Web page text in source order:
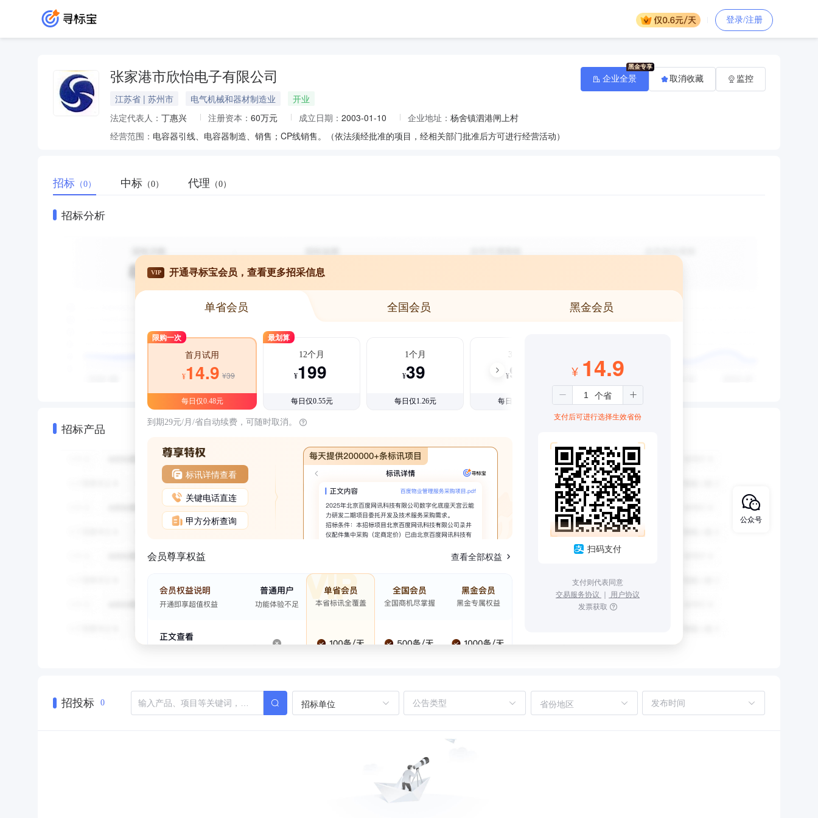
登录/注册
张家港市欣怡电子有限公司
江苏省 | 苏州市 电气机械和器材制造业
开业
法定代表人： 丁惠兴 注册资本： 60万元 成立日期： 2003-01-10 企业地址： 杨舍镇泗港闸上村
经营范围： 电容器引线、电容器制造、销售；CP线销售。（依法须经批准的项目，经相关部门批准后方可进行经营活动）
企业全景 取消收藏 监控
招标 （0） 中标 （0） 代理 （0）
招标分析
招标产品
VIP 开通寻标宝会员，查看更多招采信息
单省会员 全国会员 黑金会员
限购一次
首月试用
¥14.9 ¥39
每日仅0.48元
最划算
12个月
¥199
每日仅0.55元
1个月
¥39
每日仅1.26元
3个月
¥99
每日仅1.08元
到期29元/月/省自动续费，可随时取消。
标讯详情查看
关键电话直连
甲方分析查询
会员尊享权益 查看全部权益
¥ 14.9
支付后可进行选择生效省份
扫码支付
支付则代表同意
交易服务协议 ｜ 用户协议
发票获取
招投标 0 招标单位 省份地区
公众号